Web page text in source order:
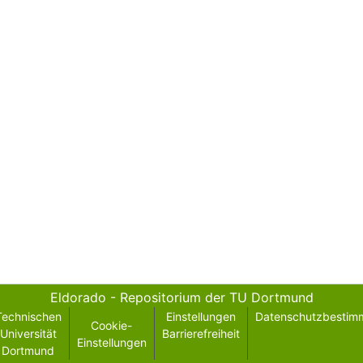
Eldorado - Repositorium der TU Dortmund
Universität
Dortmund
Cookie-
Einstellungen
Einstellungen
Barrierefreiheit